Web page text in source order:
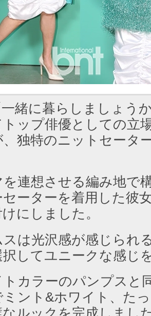
一緒に暮らしましょう
ップ俳優としての立
、独特のニットセータ
連想させる編み地で
セーターを着用した彼
にしました。
スは光沢感が感じられ
択してユニークな感じ
トカラーのパンプスと
ミント&ホワイト、た
ルックを完成しまし